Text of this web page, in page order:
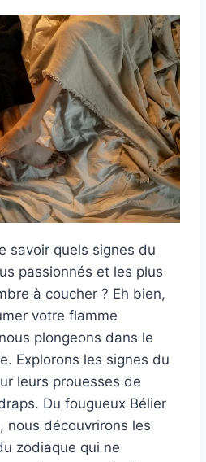
savoir quels signes du
passionnés et les plus
à coucher ? Eh bien,
votre flamme
plongeons dans le
Explorons les signes du
leurs prouesses de
Du fougueux Bélier
nous découvrirons les
zodiaque qui ne